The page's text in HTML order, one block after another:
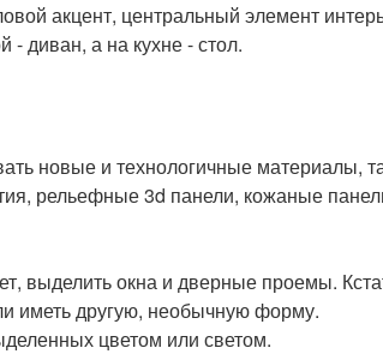
акцент, центральный элемент
- диван, а на кухне - стол.
новые и технологичные материалы,
рельефные 3d панели, кожаные
выделить окна и дверные проемы.
иметь другую, необычную форму.
цветом или светом.